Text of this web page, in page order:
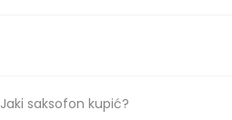
Jaki saksofon kupić?